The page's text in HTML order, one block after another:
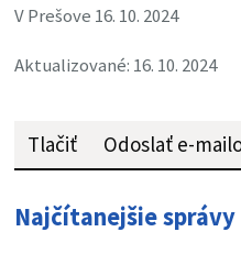
V Prešove 16. 10. 2024
Aktualizované: 16. 10. 2024
Tlačiť Odoslať e-
Najčítanejšie správy